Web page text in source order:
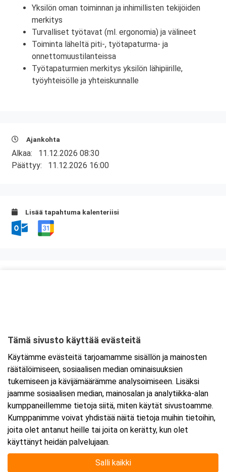
Yksilön oman toiminnan ja inhimillisten tekijöiden
merkitys
Turvalliset työtavat (ml. ergonomia) ja välineet
Toiminta läheltä piti-, työtapaturma- ja
onnettomuustilanteissa
Työtapaturmien merkitys yksilön lähipiirille,
työyhteisölle ja yhteiskunnalle
Ajankohta
Alkaa: 11.12.2026 08:30
Päättyy: 11.12.2026 16:00
Lisää tapahtuma kalenteriisi
Tarkempi kartta ja ajo-ohjeet
Tämä sivusto käyttää evästeitä
Käytämme evästeitä tarjoamamme sisällön ja mainosten
räätälöimiseen, sosiaalisen median ominaisuuksien
tukemiseen ja kävijämäärämme analysoimiseen. Lisäksi
jaamme sosiaalisen median, mainosalan ja analytiikka-alan
kumppaneillemme tietoja siitä, miten käytät sivustoamme.
Kumppanimme voivat yhdistää näitä tietoja muihin tietoihin,
joita olet antanut heille tai joita on kerätty, kun olet
käyttänyt heidän palvelujaan.
Salli kaikki